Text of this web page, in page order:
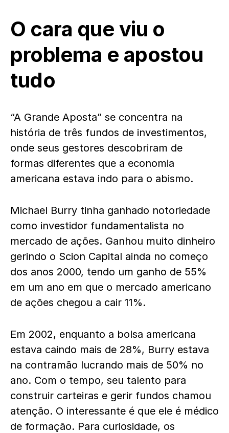
O cara que viu o
problema e apostou
tudo
“A Grande Aposta” se concentra na
história de três fundos de investimentos,
onde seus gestores descobriram de
formas diferentes que a economia
americana estava indo para o abismo.
Michael Burry tinha ganhado notoriedade
como investidor fundamentalista no
mercado de ações. Ganhou muito dinheiro
gerindo o Scion Capital ainda no começo
dos anos 2000, tendo um ganho de 55%
em um ano em que o mercado americano
de ações chegou a cair 11%.
Em 2002, enquanto a bolsa americana
estava caindo mais de 28%, Burry estava
na contramão lucrando mais de 50% no
ano. Com o tempo, seu talento para
construir carteiras e gerir fundos chamou
atenção. O interessante é que ele é médico
de formação. Para curiosidade, os